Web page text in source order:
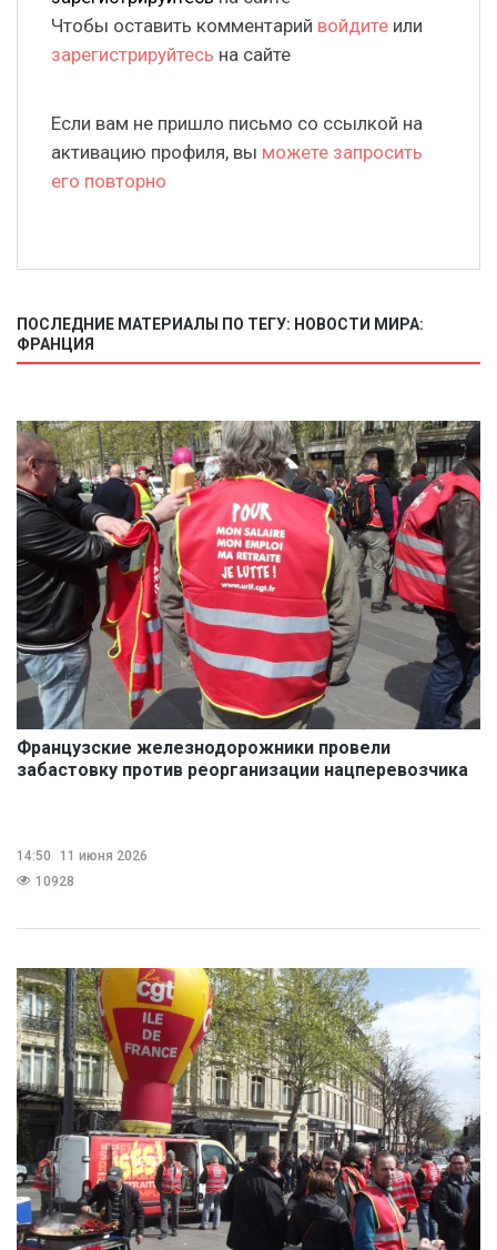
Чтобы оставить комментарий войдите или
зарегистрируйтесь на сайте
Если вам не пришло письмо со ссылкой на
активацию профиля, вы можете запросить
его повторно
ПОСЛЕДНИЕ МАТЕРИАЛЫ ПО ТЕГУ: НОВОСТИ МИРА:
ФРАНЦИЯ
Французские железнодорожники провели
забастовку против реорганизации нацперевозчика
14:50
11 июня 2026
10928